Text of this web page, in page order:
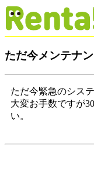
ただ今メンテナ
ただ今緊急のシス
大変お手数ですが
い。